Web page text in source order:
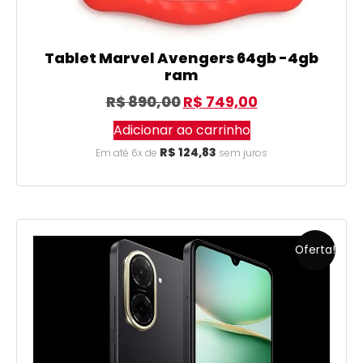
Tablet Marvel Avengers 64gb -4gb
ram
R$890,00R$ 749,00
Adicionar ao carrinho
Em até 6x de R$ 124,83 sem juros
Oferta!